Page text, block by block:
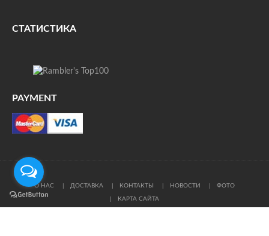
СТАТИСТИКА
PAYMENT
О НАС ДОСТАВКА КОНТАКТЫ НОВОСТИ ФОТО
КАРТА САЙТА